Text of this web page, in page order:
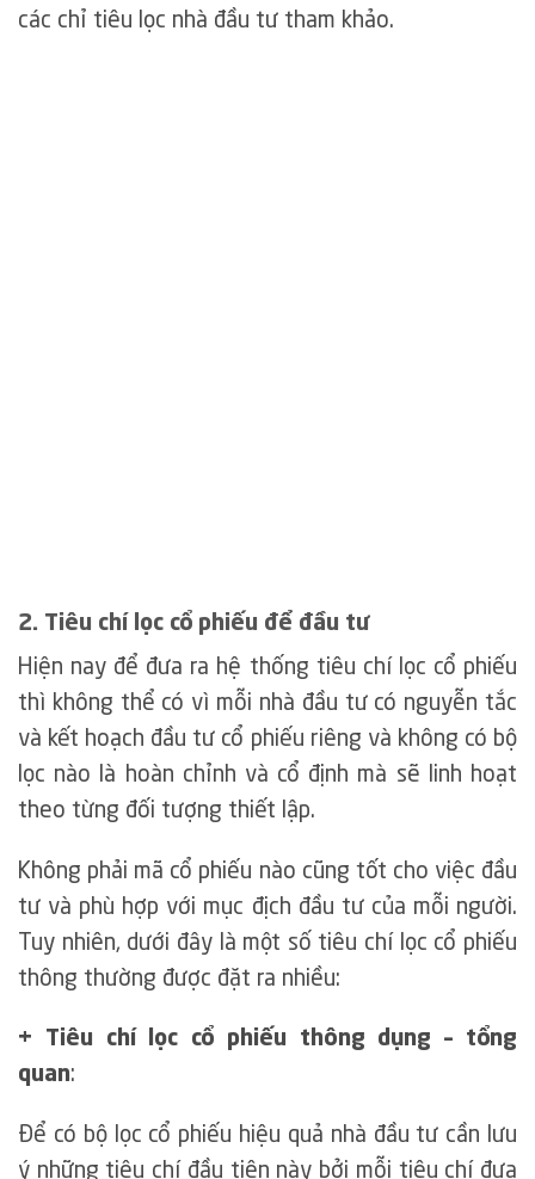
các chỉ tiêu lọc nhà đầu tư tham khảo.
2. Tiêu chí lọc cổ phiếu để đầu tư
Hiện nay để đưa ra hệ thống tiêu chí lọc cổ phiếu
thì không thể có vì mỗi nhà đầu tư có nguyễn tắc
và kết hoạch đầu tư cổ phiếu riêng và không có bộ
lọc nào là hoàn chỉnh và cổ định mà sẽ linh hoạt
theo từng đối tượng thiết lập.
Không phải mã cổ phiếu nào cũng tốt cho việc đầu
tư và phù hợp với mục địch đầu tư của mỗi người.
Tuy nhiên, dưới đây là một số tiêu chí lọc cổ phiếu
thông thường được đặt ra nhiều:
+ Tiêu chí lọc cổ phiếu thông dụng – tổng
quan:
Để có bộ lọc cổ phiếu hiệu quả nhà đầu tư cần lưu
ý những tiêu chí đầu tiên này bởi mỗi tiêu chí đưa